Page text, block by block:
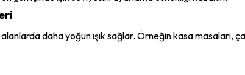
alanlarda daha yoğun ışık sağlar. Örneğin kasa masaları,